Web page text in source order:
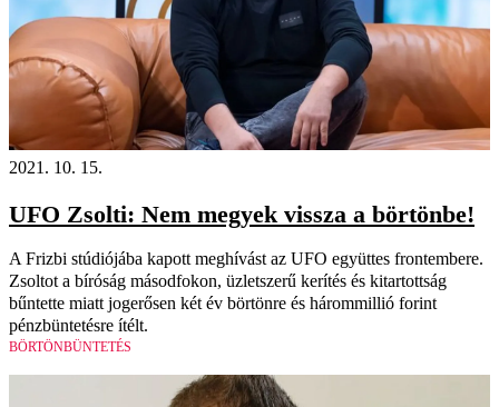
2021. 10. 15.
UFO Zsolti: Nem megyek vissza a börtönbe!
A Frizbi stúdiójába kapott meghívást az UFO együttes frontembere.
Zsoltot a bíróság másodfokon, üzletszerű kerítés és kitartottság
bűntette miatt jogerősen két év börtönre és hárommillió forint
pénzbüntetésre ítélt.
BÖRTÖNBÜNTETÉS